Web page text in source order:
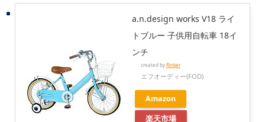
a.n.design works V18 ライ
トブルー 子供用自転車 18イ
ンチ
created byRinker
エフオーディー(FOD)
Amazon
楽天市場